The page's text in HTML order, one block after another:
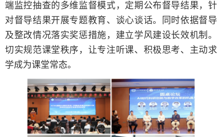
端监控抽查的多维监督模式，定期公布督导结果，针
对督导结果开展专题教育、谈心谈话。同时依据督导
及整改情况落实奖惩措施，建立学风建设长效机制。
切实规范课堂秩序，让专注听课、积极思考、主动求
学成为课堂常态。